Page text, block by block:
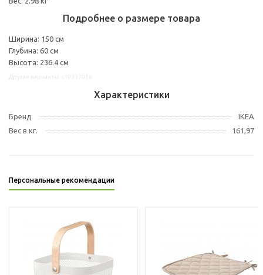
Подробнее о размере товара
Ширина: 150 см
Глубина: 60 см
Высота: 236.4 см
Характеристики
Бренд
IKEA
Вес в кг.
161,97
Персональные рекомендации